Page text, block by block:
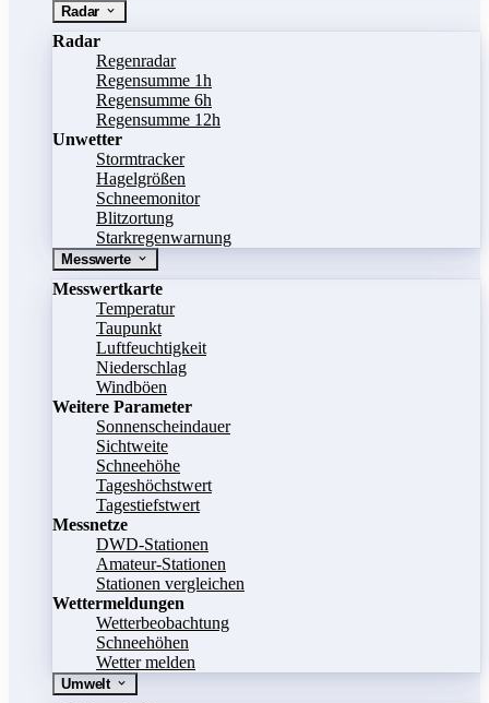
Radar
Radar
Regenradar
Regensumme 1h
Regensumme 6h
Regensumme 12h
Unwetter
Stormtracker
Hagelgrößen
Schneemonitor
Blitzortung
Starkregenwarnung
Messwerte
Messwertkarte
Temperatur
Taupunkt
Luftfeuchtigkeit
Niederschlag
Windböen
Weitere Parameter
Sonnenscheindauer
Sichtweite
Schneehöhe
Tageshöchstwert
Tagestiefstwert
Messnetze
DWD-Stationen
Amateur-Stationen
Stationen vergleichen
Wettermeldungen
Wetterbeobachtung
Schneehöhen
Wetter melden
Umwelt